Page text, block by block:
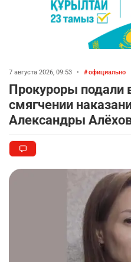
7 августа 2026, 09:53 • официально
Прокуроры подали
смягчении
Александры